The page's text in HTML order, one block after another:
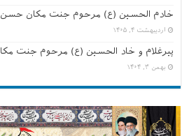
خادم الحسین (ع) مرحوم جنت مکان حسن
اردیبهشت ۴, ۱۴۰۵
پیرغلام و خاد الحسین (ع) مرحوم جنت
بهمن ۳, ۱۴۰۴